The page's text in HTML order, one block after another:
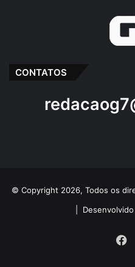
CONTATOS
© Copyright 2026, Todos os